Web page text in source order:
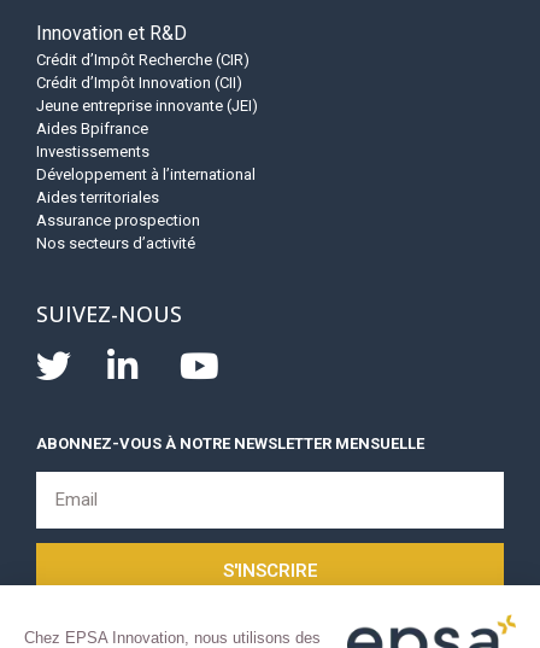
Chez EPSA Innovation, nous utilisons des
Innovation et R&D
Crédit d’Impôt Recherche (CIR)
Crédit d’Impôt Innovation (CII)
Jeune entreprise innovante (JEI)
Aides Bpifrance
Investissements
Développement à l’international
Aides territoriales
Assurance prospection
Nos secteurs d’activité
SUIVEZ-NOUS
ABONNEZ-VOUS À NOTRE NEWSLETTER MENSUELLE
S'INSCRIRE